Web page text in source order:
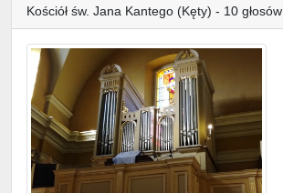
Kościół św. Jana Kantego (Kęty) - 10 głosów